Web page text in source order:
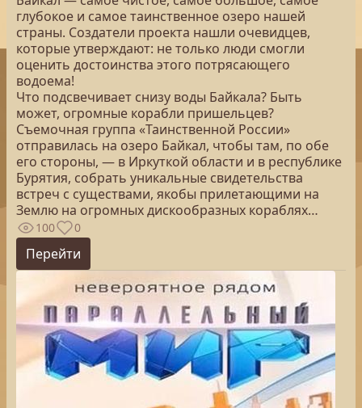
глубокое и самое таинственное озеро нашей
страны. Создатели проекта нашли очевидцев,
которые утверждают: не только люди смогли
оценить достоинства этого потрясающего
водоема!
Что подсвечивает снизу воды Байкала? Быть
может, огромные корабли пришельцев?
Съемочная группа «Таинственной России»
отправилась на озеро Байкал, чтобы там, по обе
его стороны, — в Иркуткой области и в республике
Бурятия, собрать уникальные свидетельства
встреч с существами, якобы прилетающими на
Землю на огромных дискообразных кораблях…
100 0
Перейти